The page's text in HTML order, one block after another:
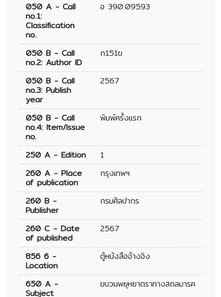
050 A - Call
no.1:
Classification
no.
อ 390.09593
050 B - Call
no.2: Author ID
ก151ข
050 B - Call
no.3: Publish
year
2567
050 B - Call
no.4: Item/Issue
no.
พิมพ์ครั้งแรก
250 A - Edition
1
260 A - Place
of publication
กรุงเทพฯ
260 B -
Publisher
กรมศิลปากร
260 C - Date
of published
2567
856 6 -
Location
ตู้หนังสืออ้างอิง
650 A -
Subject
ขบวนพยุหยาตราทางสถลมารค